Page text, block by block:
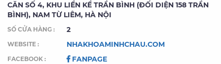
CĂN SỐ 4, KHU LIỀN KỀ TRẦN BÌNH (ĐỐI DIỆN 158 TRẦN
BÌNH), NAM TỪ LIÊM, HÀ NỘI
SỐ CỬA HÀNG : 2
WEBSITE : NHAKHOAMINHCHAU.COM
FACEBOOK : FANPAGE